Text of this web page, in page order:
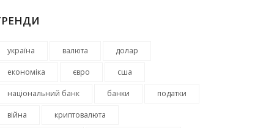
україна валюта долар
економіка євро сша
національний банк банки податки
війна криптовалюта